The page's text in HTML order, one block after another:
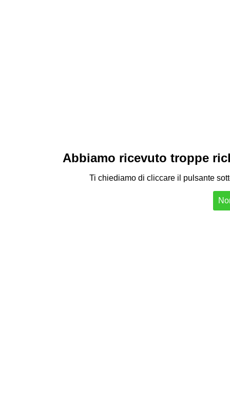
Abbiamo ricevuto troppe
Ti chiediamo di cliccare il pulsante